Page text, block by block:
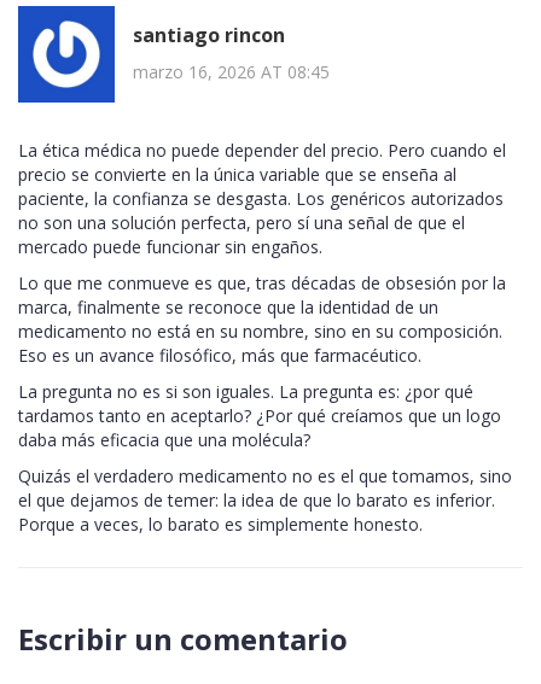
santiago rincon
marzo 16, 2026 AT 08:45
La ética médica no puede depender del precio. Pero cuando el
precio se convierte en la única variable que se enseña al
paciente, la confianza se desgasta. Los genéricos autorizados
no son una solución perfecta, pero sí una señal de que el
mercado puede funcionar sin engaños.
Lo que me conmueve es que, tras décadas de obsesión por la
marca, finalmente se reconoce que la identidad de un
medicamento no está en su nombre, sino en su composición.
Eso es un avance filosófico, más que farmacéutico.
La pregunta no es si son iguales. La pregunta es: ¿por qué
tardamos tanto en aceptarlo? ¿Por qué creíamos que un logo
daba más eficacia que una molécula?
Quizás el verdadero medicamento no es el que tomamos, sino
el que dejamos de temer: la idea de que lo barato es inferior.
Porque a veces, lo barato es simplemente honesto.
Escribir un comentario